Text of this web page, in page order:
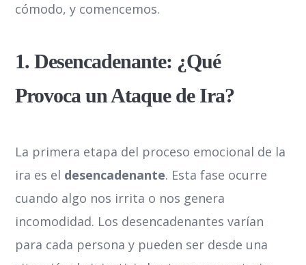
cómodo, y comencemos.
1. Desencadenante: ¿Qué
Provoca un Ataque de Ira?
La primera etapa del proceso emocional de la
ira es el desencadenante. Esta fase ocurre
cuando algo nos irrita o nos genera
incomodidad. Los desencadenantes varían
para cada persona y pueden ser desde una